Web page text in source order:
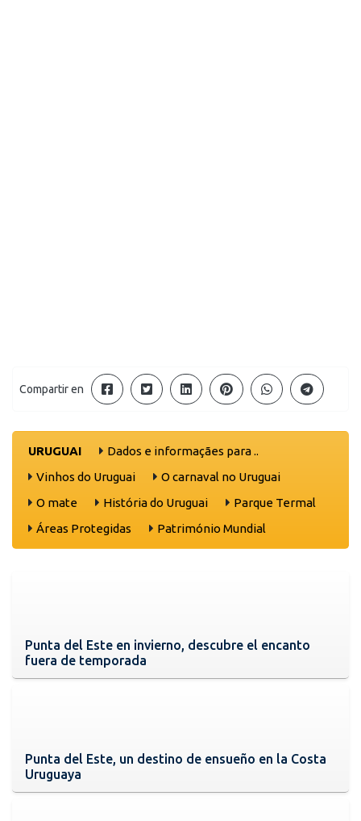
Compartir en
URUGUAI
Dados e informaçães para ..
Vinhos do Uruguai
O carnaval no Uruguai
O mate
História do Uruguai
Parque Termal
Áreas Protegidas
Património Mundial
Punta del Este en invierno, descubre el encanto
fuera de temporada
Punta del Este, un destino de ensueño en la Costa
Uruguaya